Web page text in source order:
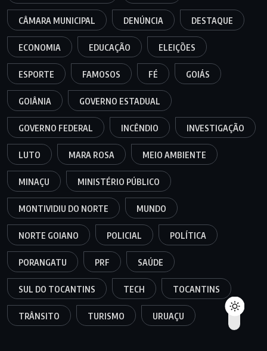
CÂMARA MUNICIPAL DENÚNCIA DESTAQUE
ECONOMIA EDUCAÇÃO ELEIÇÕES
ESPORTE FAMOSOS FÉ GOIÁS
GOIÂNIA GOVERNO ESTADUAL
GOVERNO FEDERAL INCÊNDIO INVESTIGAÇÃO
LUTO MARA ROSA MEIO AMBIENTE
MINAÇU MINISTÉRIO PÚBLICO
MONTIVIDIU DO NORTE MUNDO
NORTE GOIANO POLICIAL POLÍTICA
PORANGATU PRF SAÚDE
SUL DO TOCANTINS TECH TOCANTINS
TRÂNSITO TURISMO URUAÇU